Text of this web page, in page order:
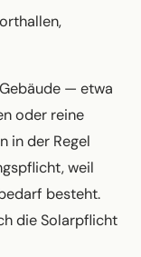
— etwa
oder reine
in der Regel
weil
besteht.
die Solarpflicht